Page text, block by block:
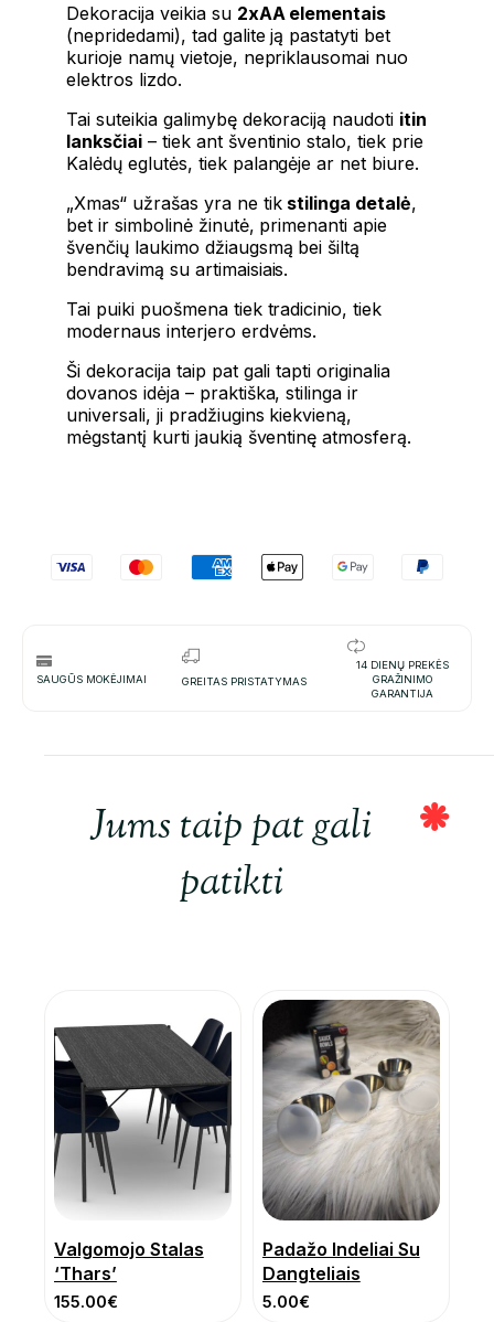
Dekoracija veikia su 2xAA elementais
(nepridedami), tad galite ją pastatyti bet
kurioje namų vietoje, nepriklausomai nuo
elektros lizdo.
Tai suteikia galimybę dekoraciją naudoti itin
lanksčiai– tiek ant šventinio stalo, tiek prie
Kalėdų eglutės, tiek palangėje ar net biure.
„Xmas“ užrašas yra ne tik stilinga detalė,
bet ir simbolinė žinutė, primenanti apie
švenčių laukimo džiaugsmą bei šiltą
bendravimą su artimaisiais.
Tai puiki puošmena tiek tradicinio, tiek
modernaus interjero erdvėms.
Ši dekoracija taip pat gali tapti originalia
dovanos idėja – praktiška, stilinga ir
universali, ji pradžiugins kiekvieną,
mėgstantį kurti jaukią šventinę atmosferą.
SAUGŪS MOKĖJIMAI GREITAS PRISTATYMAS
14 DIENŲ PREKĖS
GRAŽINIMO
GARANTIJA
Jums taip pat gali
patikti
Valgomojo Stalas
‘Thars’
155.00€
Padažo Indeliai Su
Dangteliais
5.00€